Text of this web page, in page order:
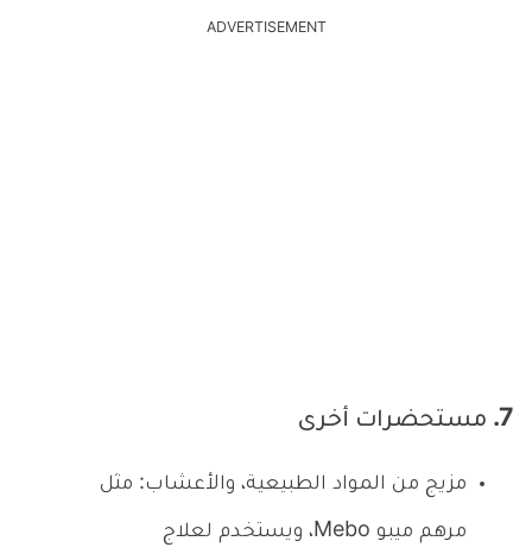
ADVERTISEMENT
7. مستحضرات أخرى
مزيج من المواد الطبيعية، والأعشاب: مثل
مرهم ميبو Mebo، ويستخدم لعلاج